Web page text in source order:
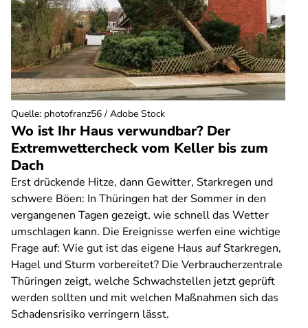
Wo ist Ihr Haus verwundbar? Der
Extremwettercheck vom Keller bis zum
Dach
Erst drückende Hitze, dann Gewitter, Starkregen und
schwere Böen: In Thüringen hat der Sommer in den
vergangenen Tagen gezeigt, wie schnell das Wetter
umschlagen kann. Die Ereignisse werfen eine wichtige
Frage auf: Wie gut ist das eigene Haus auf Starkregen,
Hagel und Sturm vorbereitet? Die Verbraucherzentrale
Thüringen zeigt, welche Schwachstellen jetzt geprüft
werden sollten und mit welchen Maßnahmen sich das
Schadensrisiko verringern lässt.
Quelle: photofranz56 / Adobe Stock